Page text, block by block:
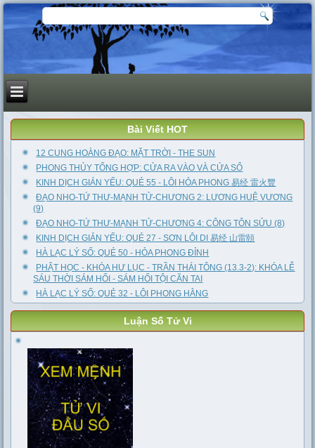
Bài Viết HOT
12 CUNG HOÀNG ĐẠO: MẶT TRỜI - THE SUN
PHONG THỦY TỔNG HỢP: CỬA RA VÀO VÀ CỬA SỔ
KINH DỊCH GIẢN YẾU: QUẺ 55 - LÔI HỎA PHONG 易经 雷火豐
ĐẠO NHO-TỨ THƯ-MẠNH TỬ-CHƯƠNG 2: LƯƠNG HUỆ VƯƠNG
(9)
ĐẠO NHO-TỨ THƯ-MẠNH TỬ-CHƯƠNG 4: CÔNG TÔN SỬU (8)
KINH DỊCH GIẢN YẾU: QUẺ 27 - SƠN LÔI DI 易经 山雷頤
HÀ LẠC LÝ SỐ: QUẺ 50 - HỎA PHONG ĐỈNH
PHẬT HỌC - KHÓA HƯ LỤC - TRẦN THÁI TÔNG (13.3-2): KHÓA LỄ
SÁU THỜI SÁM HỐI - SÁM HỐI TỘI CĂN TAI
HÀ LẠC LÝ SỐ: QUẺ 32 - LÔI PHONG HẰNG
Luận Số Tử Vi